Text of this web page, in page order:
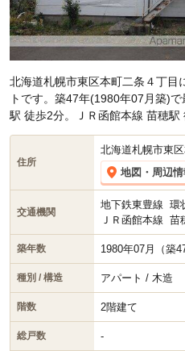
北海道札幌市東区本町二条４丁目
トです。築47年(1980年07月築)
駅 徒歩2分。ＪＲ函館本線 苗穂
に賃貸募集中の部屋が1件(1DK)掲
住所
北海道札幌市東
地図・周辺情
交通機関
地下鉄東豊線 環
ＪＲ函館本線 苗
築年数 1980年07月（築
種別 / 構造 アパート / 木造
階数 2階建て
総戸数 -